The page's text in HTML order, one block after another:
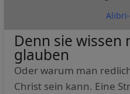
Denn sie wissen
glauben
Oder warum man
Christ sein kann. Eine